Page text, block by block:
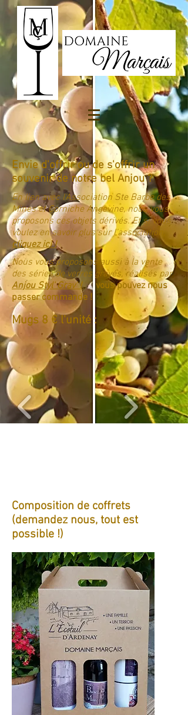
Envie d'offrir ou de s'offrir un
souvenir de notre bel Anjou ?
En lien avec l'Association Ste Barbe des
Mines et Corniche Angevine, nous vous
proposons ces objets dérivés. Et si vous
voulez en savoir plus sur l'association,
cliquez ici !
Nous vous proposons aussi à la vente
des séries de verres gravés, réalisés par
Anjou Styl' Grav' !
vous pouvez nous
passer commande !
Mugs 8 € l'unité :
Composition de coffrets
(demandez nous, tout est
possible !)